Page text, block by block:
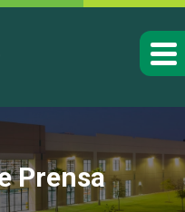
Prensa